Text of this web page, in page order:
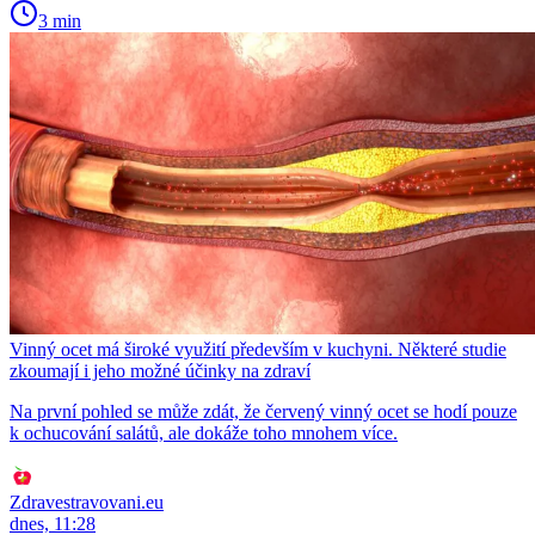
3 min
Vinný ocet má široké využití především v kuchyni. Některé studie
zkoumají i jeho možné účinky na zdraví
Na první pohled se může zdát, že červený vinný ocet se hodí pouze
k ochucování salátů, ale dokáže toho mnohem více.
Zdravestravovani.eu
dnes, 11:28